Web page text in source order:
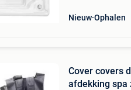
Nieuw Ophalen
Cover covers
afdekking spa